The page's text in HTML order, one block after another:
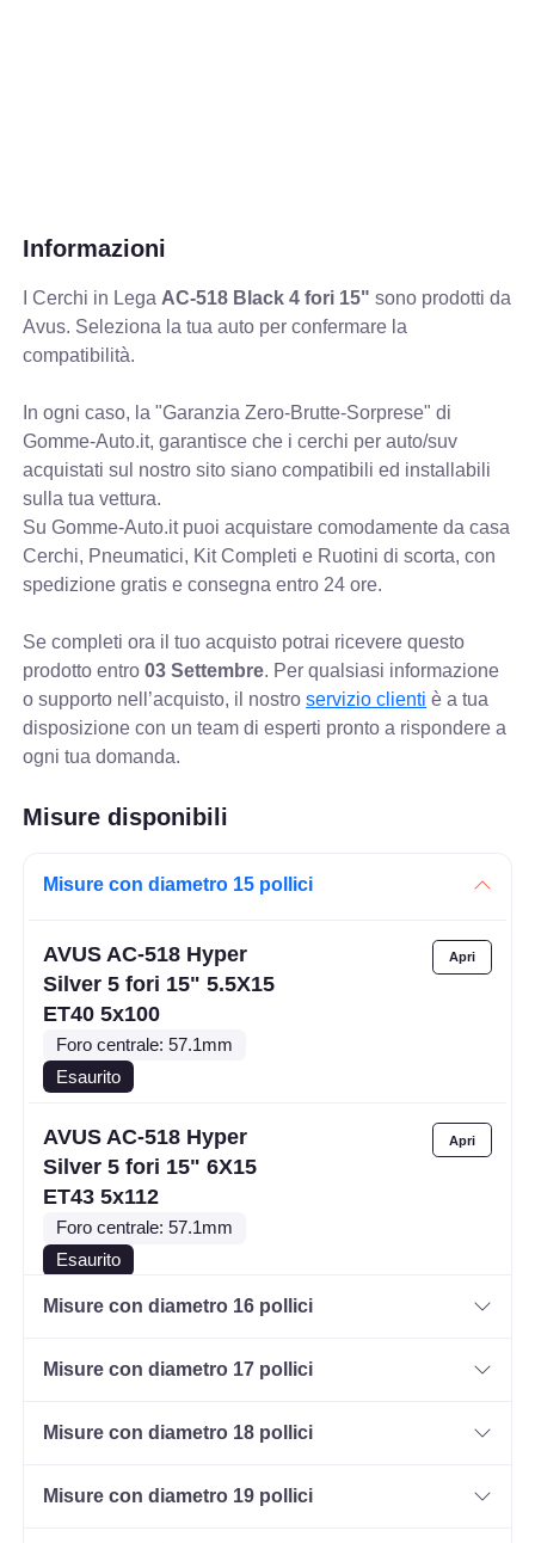
Informazioni
I Cerchi in Lega AC-518 Black 4 fori 15" sono prodotti da
Avus. Seleziona la tua auto per confermare la
compatibilità.
In ogni caso, la "Garanzia Zero-Brutte-Sorprese" di
Gomme-Auto.it, garantisce che i cerchi per auto/suv
acquistati sul nostro sito siano compatibili ed installabili
sulla tua vettura.
Su Gomme-Auto.it puoi acquistare comodamente da casa
Cerchi, Pneumatici, Kit Completi e Ruotini di scorta, con
spedizione gratis e consegna entro 24 ore.
Se completi ora il tuo acquisto potrai ricevere questo
prodotto entro03 Settembre. Per qualsiasi informazione
o supporto nell’acquisto, il nostroservizio clienti è a tua
disposizione con un team di esperti pronto a rispondere a
ogni tua domanda.
Misure disponibili
Misure con diametro 15 pollici
AVUS AC-518 Hyper
Silver 5 fori 15" 5.5X15
ET40 5x100
Foro centrale: 57.1mm
Esaurito
AVUS AC-518 Hyper
Silver 5 fori 15" 6X15
ET43 5x112
Foro centrale: 57.1mm
Esaurito
AVUS AC-518 Hyper
ET31 4x100
Esaurito
AVUS AC-518 Hyper
Misure con diametro 16 pollici
Misure con diametro 17 pollici
Misure con diametro 18 pollici
Misure con diametro 19 pollici